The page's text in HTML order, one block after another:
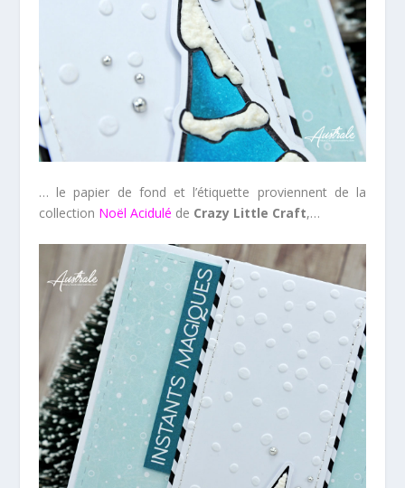
… le papier de fond et l’étiquette proviennent de la
collection Noël Acidulé de Crazy Little Craft,…